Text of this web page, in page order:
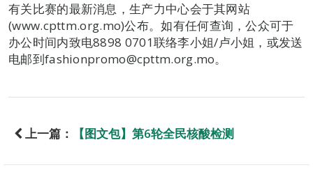
有关比赛的最新消息，生产力中心会于其网站
(www.cpttm.org.mo)公布。如有任何查询，公众可于
办公时间内致电8898 0701联络李小姐/卢小姐，或发送
电邮到fashionpromo@cpttm.org.mo。
上一篇： 【图文包】第6轮全民核酸检测